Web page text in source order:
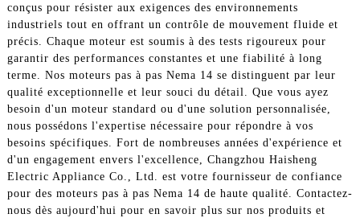
conçus pour résister aux exigences des environnements
industriels tout en offrant un contrôle de mouvement fluide et
précis. Chaque moteur est soumis à des tests rigoureux pour
garantir des performances constantes et une fiabilité à long
terme. Nos moteurs pas à pas Nema 14 se distinguent par leur
qualité exceptionnelle et leur souci du détail. Que vous ayez
besoin d'un moteur standard ou d'une solution personnalisée,
nous possédons l'expertise nécessaire pour répondre à vos
besoins spécifiques. Fort de nombreuses années d'expérience et
d'un engagement envers l'excellence, Changzhou Haisheng
Electric Appliance Co., Ltd. est votre fournisseur de confiance
pour des moteurs pas à pas Nema 14 de haute qualité. Contactez-
nous dès aujourd'hui pour en savoir plus sur nos produits et